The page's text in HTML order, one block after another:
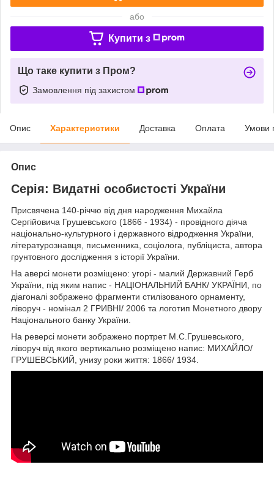
або
Купити з
Що таке купити з Пром?
Замовлення під захистом
Опис Характеристики Доставка Оплата Умови
Опис
Серія: Видатні особистості України
Присвячена 140-річчю від дня народження Михайла
Сергійовича Грушевського (1866 - 1934) - провідного діяча
національно-культурного і державного відродження України,
літературознавця, письменника, соціолога, публіциста, автора
грунтовного дослідження з історії України.
На аверсі монети розміщено: угорі - малий Державний Герб
України, під яким напис - НАЦІОНАЛЬНИЙ БАНК/ УКРАЇНИ, по
діагоналі зображено фрагменти стилізованого орнаменту,
ліворуч - номінал 2 ГРИВНІ/ 2006 та логотип Монетного двору
Національного банку України.
На реверсі монети зображено портрет М.С.Грушевського,
ліворуч від якого вертикально розміщено напис: МИХАЙЛО/
ГРУШЕВСЬКИЙ, унизу роки життя: 1866/ 1934.